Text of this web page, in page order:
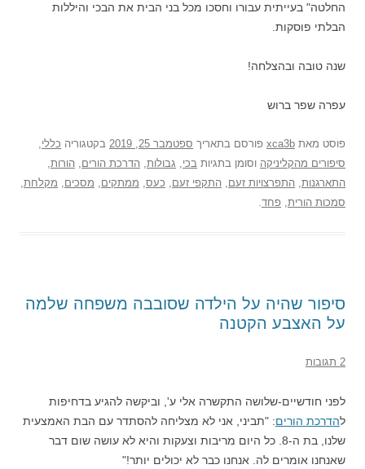
החלטה" בעייתית עבורו וחסכו מכל בני הבית את הבכי והיללות
הבלתי פוסקות.
שנה טובה ובהצלחה!
עפרה שפר ברוש
פוסט מאת xca3b פורסם בתאריך ספטמבר 25, 2019 בקטגוריה כללי,
סיפורים מהקליניקה וסומן בתגיות בכי, גבולות, הדרכת הורים, הורות,
התארגנות, התפרצויות זעם, התקפי זעם, כעס, ממתקים, מסכים, מקלחת,
סמכות הורית, פחד.
סיפור שהיה על הילדה שסובבה משפחה שלמה
על האצבע הקטנה
2 תגובות
לפני חודשיים-שלושה התקשרה אלי ע', וביקשה להגיע בדחיפות
להדרכת הורים: "תביני, אני לא מצליחה להסתדר עם הבת האמצעית
שלנו, בת ה-8. כל היום מריבות וצעקות והיא לא עושה שום דבר
שאנחנו אומרים לה. אנחנו כבר לא יכולים יותר!"